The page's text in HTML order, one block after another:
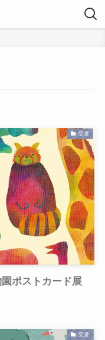
受賞
ポストカード展
受賞